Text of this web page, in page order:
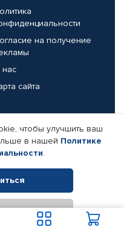
на получение
сайта
компании
права защищены.
Автопрофи.
чтобы улучшить ваш
в нашей Политике
.
В корзину